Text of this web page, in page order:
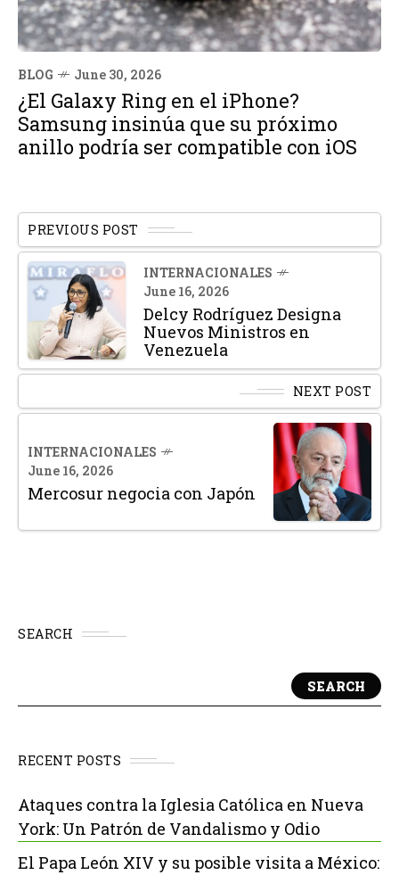
BLOG June 30, 2026
¿El Galaxy Ring en el iPhone?
Samsung insinúa que su próximo
anillo podría ser compatible con iOS
PREVIOUS POST
INTERNACIONALES
June 16, 2026
Delcy Rodríguez Designa
Nuevos Ministros en
Venezuela
NEXT POST
INTERNACIONALES
June 16, 2026
Mercosur negocia con Japón
SEARCH
SEARCH
RECENT POSTS
Ataques contra la Iglesia Católica en Nueva
York: Un Patrón de Vandalismo y Odio
El Papa León XIV y su posible visita a México: